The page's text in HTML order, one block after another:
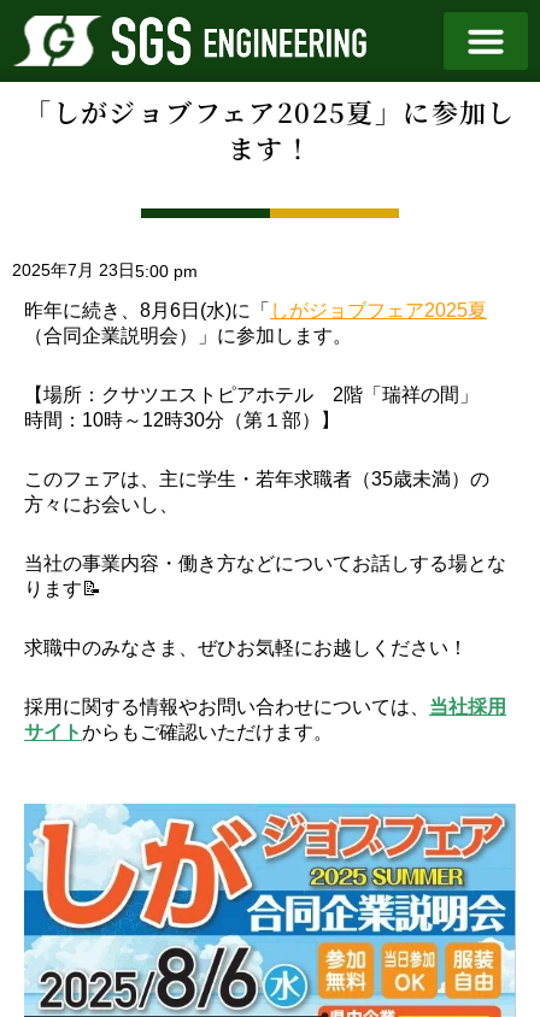
「しがジョブフェア2025夏」に参加し
ます！
2025年7月 23日5:00 pm
昨年に続き、8月6日(水)に「 しがジョブフェア2025夏
（合同企業説明会）
」に参加します。
【場所：クサツエストピアホテル 2階「瑞祥の間」
時間：10時～12時30分（第１部）】
このフェアは、主に学生・若年求職者（35歳未満）の
方々にお会いし、
当社の事業内容・働き方などについてお話しする場とな
ります📝
求職中のみなさま、ぜひお気軽にお越しください！
採用に関する情報やお問い合わせについては、 当社採用
サイトからもご確認いただけます。